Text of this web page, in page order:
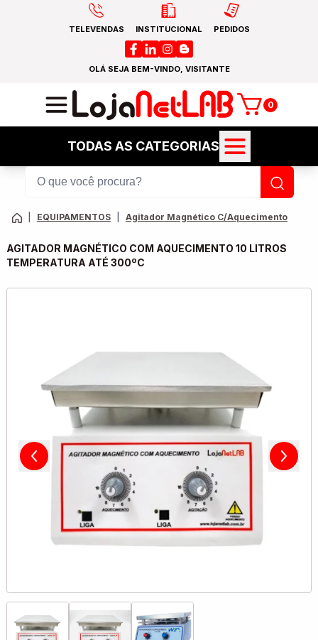
TELEVENDAS INSTITUCIONAL PEDIDOS
OLÁ SEJA BEM-VINDO, VISITANTE
0
TODAS AS CATEGORIAS
EQUIPAMENTOS Agitador Magnético C/Aquecimento
AGITADOR MAGNÉTICO COM AQUECIMENTO 10 LITROS
TEMPERATURA ATÉ 300ºC